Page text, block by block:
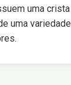
uma crista
uma variedade